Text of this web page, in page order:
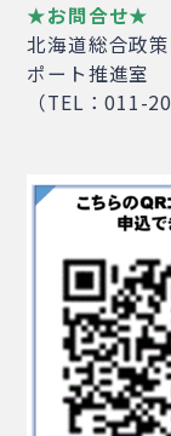
★お問合せ★
北海道総合政
ポート推進室
（TEL：011-